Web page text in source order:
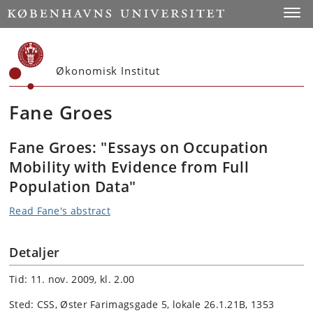
Start
Økonomisk Institut
Fane Groes
Fane Groes: "Essays on Occupation
Mobility with Evidence from Full
Population Data"
Read Fane's abstract
Detaljer
Tid: 11. nov. 2009, kl. 2.00
Sted: CSS, Øster Farimagsgade 5, lokale 26.1.21B, 1353